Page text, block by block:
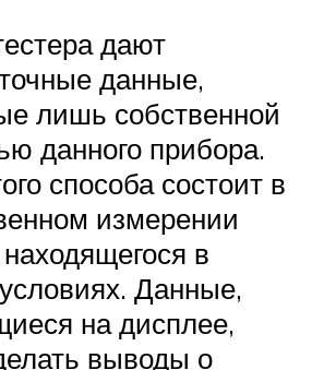
дают
данные,
лишь собственной
данного прибора.
способа состоит в
измерении
в
Данные,
на дисплее,
выводы о